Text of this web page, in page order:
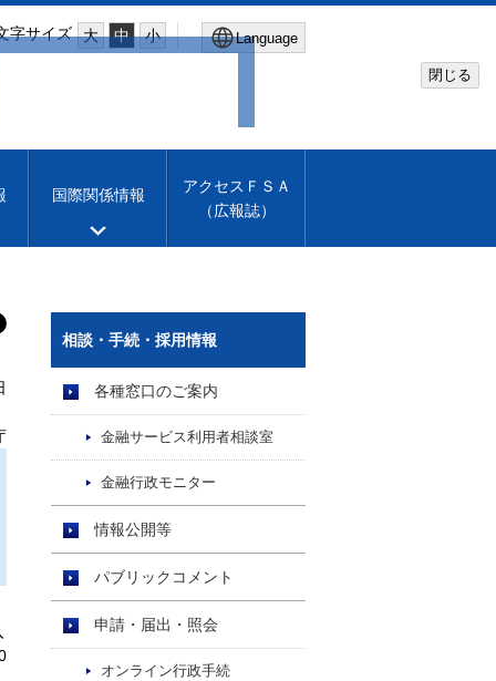
字サイズ 大 中 小 Language
Machine translation
閉じる
国際関係情報
アクセスＦＳＡ
（広報誌）
相談・手続・採用情報
各種窓口のご案内
金融サービス利用者相談室
金融行政モニター
情報公開等
パブリックコメント
申請・届出・照会
オンライン行政手続